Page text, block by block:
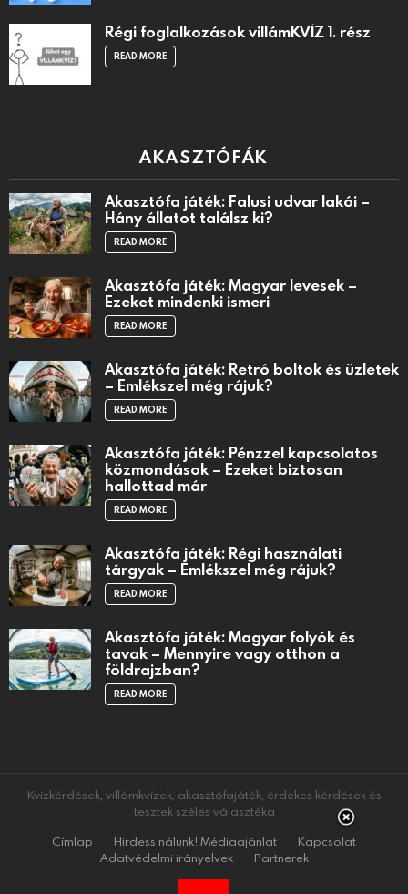
Régi foglalkozások villámKVÍZ 1. rész
READ MORE
AKASZTÓFÁK
Akasztófa játék: Falusi udvar lakói –
Hány állatot találsz ki?
READ MORE
Akasztófa játék: Magyar levesek –
Ezeket mindenki ismeri
READ MORE
Akasztófa játék: Retró boltok és üzletek
– Emlékszel még rájuk?
READ MORE
Akasztófa játék: Pénzzel kapcsolatos
közmondások – Ezeket biztosan
hallottad már
READ MORE
Akasztófa játék: Régi használati
tárgyak – Emlékszel még rájuk?
READ MORE
Akasztófa játék: Magyar folyók és
tavak – Mennyire vagy otthon a
földrajzban?
READ MORE
Kvízkérdések, villámkvízek, akasztófajáték, érdekes kérdések és
tesztek széles választéka
Címlap
Hirdess nálunk! Médiaajánlat
Kapcsolat
Adatvédelmi irányelvek
Partnerek